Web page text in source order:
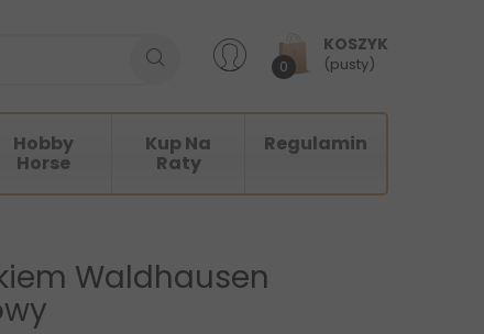
KOSZYK
0 (pusty)
Hobby
Horse
Kup Na
Raty
Regulamin
Waldhausen